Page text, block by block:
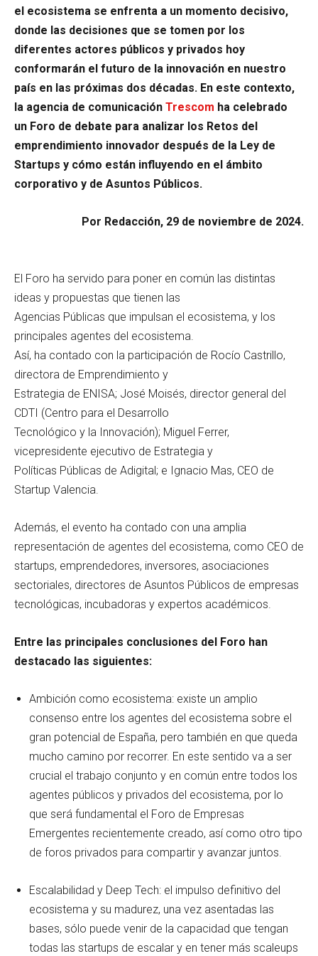
el ecosistema se enfrenta a un momento decisivo,
donde las decisiones que se tomen por los
diferentes actores públicos y privados hoy
conformarán el futuro de la innovación en nuestro
país en las próximas dos décadas. En este contexto,
la agencia de comunicación Trescom ha celebrado
un Foro de debate para analizar los Retos del
emprendimiento innovador después de la Ley de
Startups y cómo están influyendo en el ámbito
corporativo y de Asuntos Públicos.
Por Redacción, 29 de noviembre de 2024.
El Foro ha servido para poner en común las distintas
ideas y propuestas que tienen las
Agencias Públicas que impulsan el ecosistema, y los
principales agentes del ecosistema.
Así, ha contado con la participación de Rocío Castrillo,
directora de Emprendimiento y
Estrategia de ENISA; José Moisés, director general del
CDTI (Centro para el Desarrollo
Tecnológico y la Innovación); Miguel Ferrer,
vicepresidente ejecutivo de Estrategia y
Políticas Públicas de Adigital; e Ignacio Mas, CEO de
Startup Valencia.
Además, el evento ha contado con una amplia
representación de agentes del ecosistema, como CEO de
startups, emprendedores, inversores, asociaciones
sectoriales, directores de Asuntos Públicos de empresas
tecnológicas, incubadoras y expertos académicos.
Entre las principales conclusiones del Foro han
destacado las siguientes:
Ambición como ecosistema: existe un amplio
consenso entre los agentes del ecosistema sobre el
gran potencial de España, pero también en que queda
mucho camino por recorrer. En este sentido va a ser
crucial el trabajo conjunto y en común entre todos los
agentes públicos y privados del ecosistema, por lo
que será fundamental el Foro de Empresas
Emergentes recientemente creado, así como otro tipo
de foros privados para compartir y avanzar juntos.
Escalabilidad y Deep Tech: el impulso definitivo del
ecosistema y su madurez, una vez asentadas las
bases, sólo puede venir de la capacidad que tengan
todas las startups de escalar y en tener más scaleups